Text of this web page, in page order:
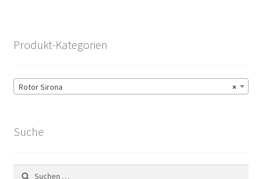
Produkt-Kategorien
×
Rotor Sirona
Suche
Suchen